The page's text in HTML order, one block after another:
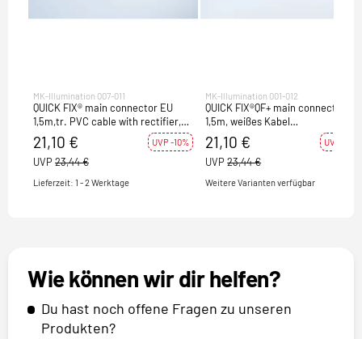
MK-Illumination 007-011
QUICK FIX® main connector EU
1,5m,tr. PVC cable with rectifier,
max. load capacity: 480W, 220-
240V
21,10 € UVP -10%
UVP 23,44 €
Lieferzeit: 1 - 2 Werktage
MK-Illumination 001-012
QUICK FIX®QF+ main connector EU
1,5m, weißes Kabel
m.Gleichrichter, max.
Belastbarkeit: 480W,220-240V
21,10 € UVP -10%
UVP 23,44 €
Weitere Varianten verfügbar
Wie können wir dir helfen?
Du hast noch offene Fragen zu unseren
Produkten?